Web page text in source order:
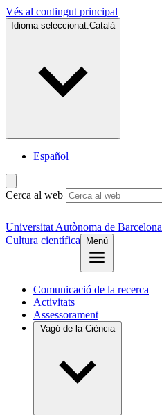
Vés al contingut principal
Idioma seleccionat:Català
Español
Cerca al web
Universitat Autònoma de Barcelona
Cultura científica
Menú
Comunicació de la recerca
Activitats
Assessorament
Vagó de la Ciència